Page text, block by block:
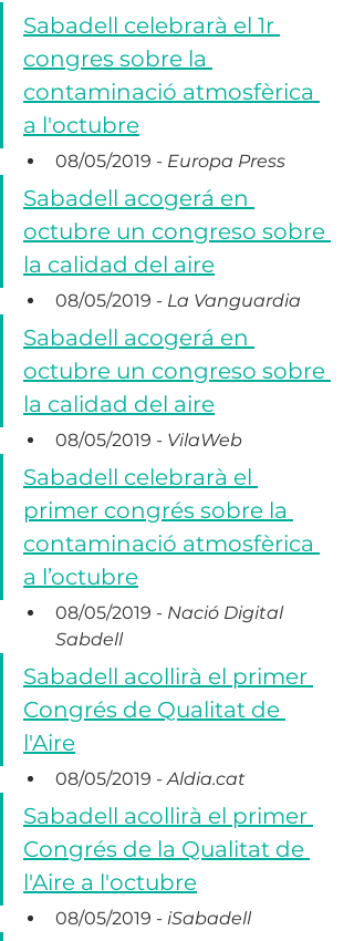
Sabadell celebrarà el 1r
congres sobre la
contaminació atmosfèrica
a l'octubre
08/05/2019 - Europa Press
Sabadell acogerá en
octubre un congreso sobre
la calidad del aire
08/05/2019 - La Vanguardia
Sabadell acogerá en
octubre un congreso sobre
la calidad del aire
08/05/2019 - VilaWeb
Sabadell celebrarà el
primer congrés sobre la
contaminació atmosfèrica
a l’octubre
08/05/2019 - Nació Digital
Sabdell
Sabadell acollirà el primer
Congrés de Qualitat de
l'Aire
08/05/2019 - Aldia.cat
Sabadell acollirà el primer
Congrés de la Qualitat de
l'Aire a l'octubre
08/05/2019 - iSabadell